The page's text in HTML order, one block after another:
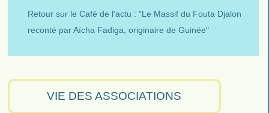
Retour sur le Café de l’actu : "Le Massif du Fouta Djalon
reconté par Aïcha Fadiga, originaire de Guinée"
VIE DES ASSOCIATIONS